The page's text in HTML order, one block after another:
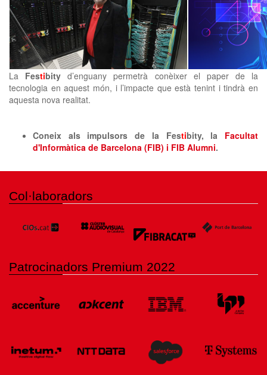
La Festibity d’enguany permetrà conèixer el paper de la
tecnologia en aquest món, i l’impacte que està tenint i tindrà en
aquesta nova realitat.
Coneix als impulsors de la Festibity, la Facultat
d'Informàtica de Barcelona (FIB) i FIB Alumni.
Col·laboradors
Patrocinadors Premium 2022